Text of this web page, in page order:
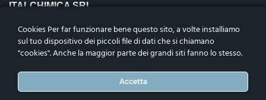
ITALCHIMICA SRL
35127 – Padova, Italia
Codice fiscale, p.iva e n.iscrizione nel reg. impr. di Padova
04906050283. Cap. Soc. i.v.€1.000.000
Telefono:+39 0498792456
ASSOCIATI
Cookies Per far funzionare bene questo sito, a volte installiamo
sul tuo dispositivo dei piccoli file di dati che si chiamano
"cookies". Anche la maggior parte dei grandi siti fanno lo stesso.
Accetta